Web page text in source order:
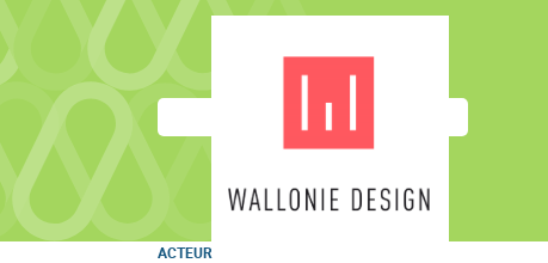
Wallonie Design
ACTEUR